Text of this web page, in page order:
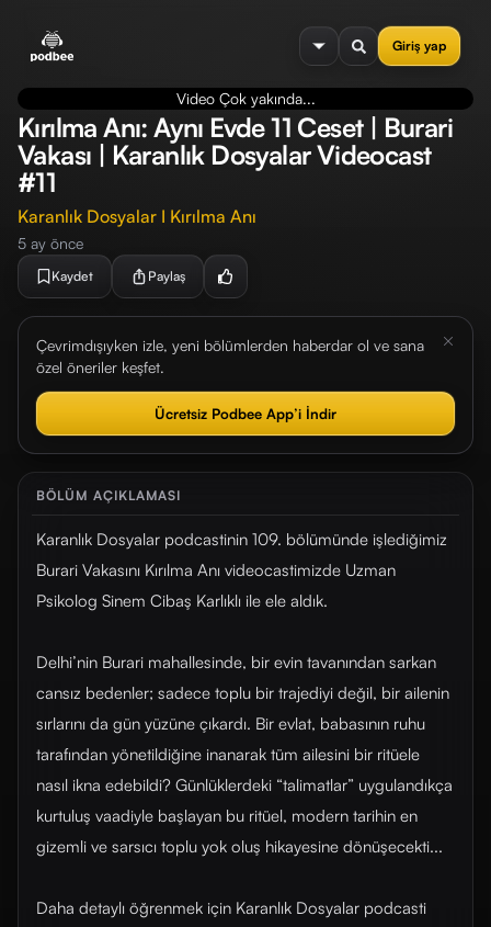
Giriş yap
menu
Video Çok yakında...
Kırılma Anı: Aynı Evde 11 Ceset | Burari
Vakası | Karanlık Dosyalar Videocast
#11
Karanlık Dosyalar I Kırılma Anı
5 ay önce
Kaydet Paylaş
Çevrimdışıyken izle, yeni bölümlerden haberdar ol ve sana
özel öneriler keşfet.
Ücretsiz Podbee App’i İndir
BÖLÜM AÇIKLAMASI
Karanlık Dosyalar podcastinin 109. bölümünde işlediğimiz
Burari Vakasını Kırılma Anı videocastimizde Uzman
Psikolog Sinem Cibaş Karlıklı ile ele aldık.
Delhi’nin Burari mahallesinde, bir evin tavanından sarkan
cansız bedenler; sadece toplu bir trajediyi değil, bir ailenin
sırlarını da gün yüzüne çıkardı. Bir evlat, babasının ruhu
tarafından yönetildiğine inanarak tüm ailesini bir ritüele
nasıl ikna edebildi? Günlüklerdeki “talimatlar” uygulandıkça
kurtuluş vaadiyle başlayan bu ritüel, modern tarihin en
gizemli ve sarsıcı toplu yok oluş hikayesine dönüşecekti...
Daha detaylı öğrenmek için Karanlık Dosyalar podcasti